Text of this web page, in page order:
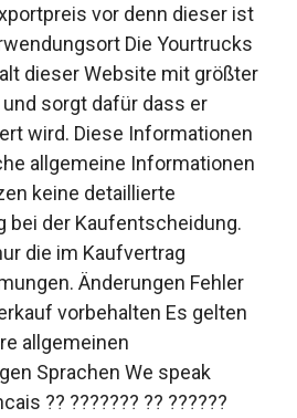
vor denn dieser ist
Die Yourtrucks
dieser Website mit größter
sorgt dafür dass er
wird. Diese Informationen
allgemeine Informationen
keine detaillierte
bei der Kaufentscheidung.
die im Kaufvertrag
Änderungen Fehler
vorbehalten Es gelten
allgemeinen
Sprachen We speak
?? ??????? ?? ??????